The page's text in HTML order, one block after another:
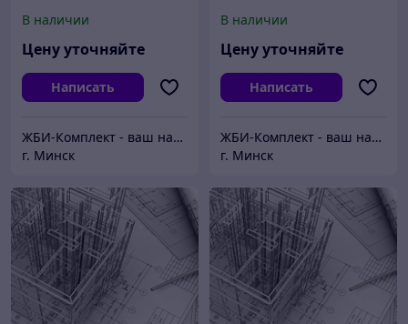
В наличии
Цену уточняйте
Написать
ЖБИ-Комплект - ваш надежный поставщик железобетонных изделий
г. Минск
В наличии
Цену уточняйте
Написать
ЖБИ-Комплект - ваш надежный поставщик железобетонных изделий
г. Минск